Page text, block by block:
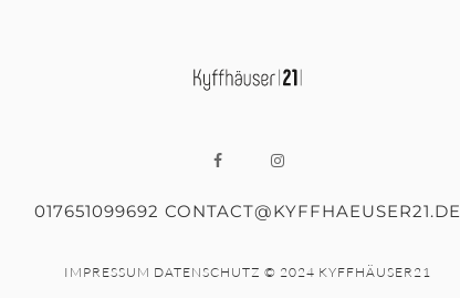
017651099692 CONTACT@KYFFHAEUSER21.DE
IMPRESSUM DATENSCHUTZ © 2024 KYFFHÄUSER21